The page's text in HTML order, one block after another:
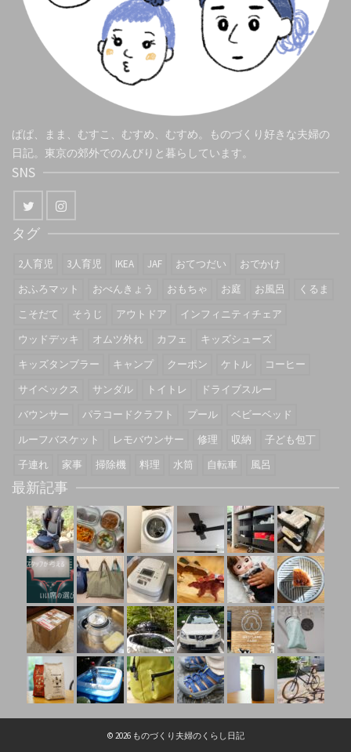
ぱぱ、まま、むすこ、むすめ、むすめ。ものづくり好きな夫婦の
日記。東京の郊外でのんびりと暮らしています。
SNS
タグ
2人育児 3人育児 IKEA JAF おてつだい
おでかけ
おふろマット
おべんきょう おもちゃ お庭 お風呂
くるま
こそだて
そうじ アウトドア
インフィニティチェア
ウッドデッキ
オムツ外れ カフェ
キッズシューズ
キッズタンブラー
キャンプ クーポン ケトル
コーヒー
サイベックス
サンダル トイトレ
ドライブスルー
バウンサー
パラコードクラフト プール
ベビーベッド
ルーフバスケット
レモバウンサー 修理 収納
子ども包丁
子連れ
家事 掃除機 料理 水筒 自転車 風呂
最新記事
© 2026 ものづくり夫婦のくらし日記